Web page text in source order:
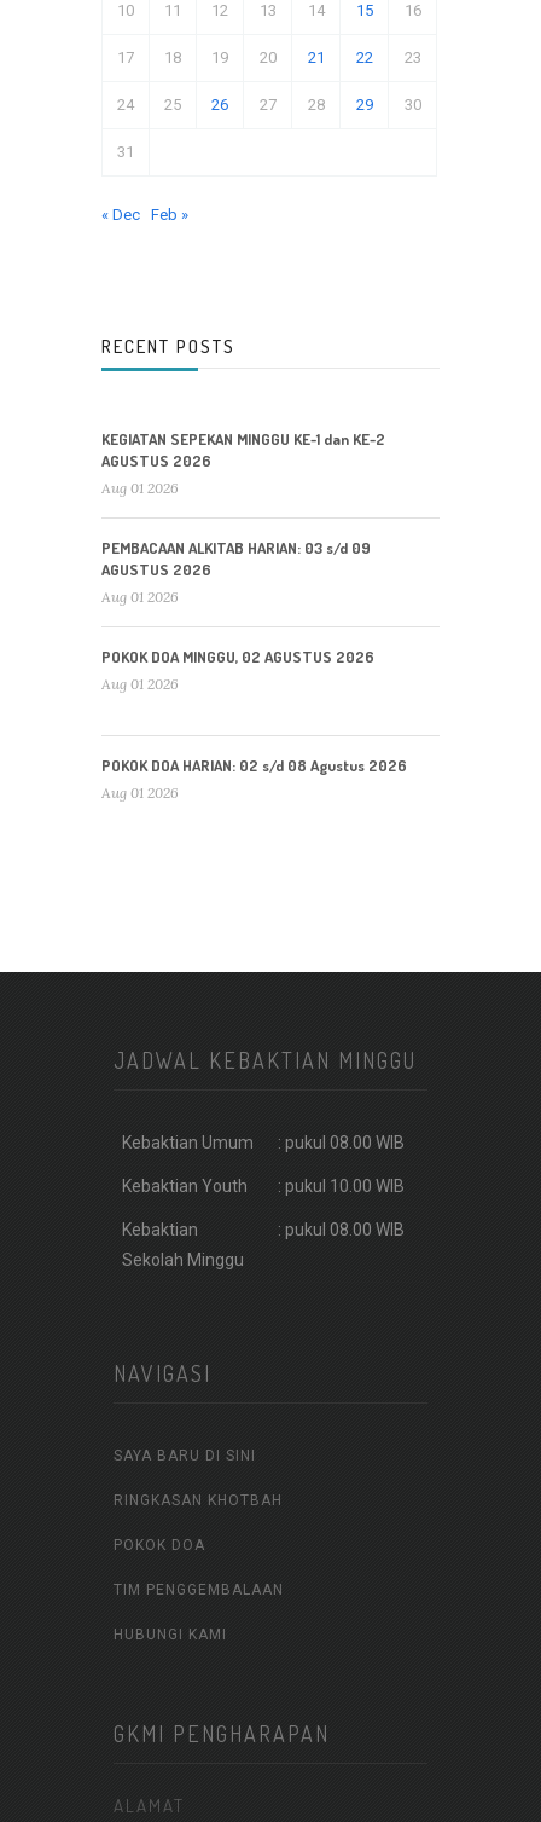
10 11 12 13 14 15 16
17 18 19 20 21 22 23
24 25 26 27 28 29 30
31
« Dec Feb »
RECENT POSTS
KEGIATAN SEPEKAN MINGGU KE-1 dan KE-2
AGUSTUS 2026
Aug 01 2026
PEMBACAAN ALKITAB HARIAN: 03 s/d 09
AGUSTUS 2026
Aug 01 2026
POKOK DOA MINGGU, 02 AGUSTUS 2026
Aug 01 2026
POKOK DOA HARIAN: 02 s/d 08 Agustus 2026
Aug 01 2026
JADWAL KEBAKTIAN MINGGU
Kebaktian Umum : pukul 08.00 WIB
Kebaktian Youth : pukul 10.00 WIB
Kebaktian
Sekolah Minggu
: pukul 08.00 WIB
NAVIGASI
SAYA BARU DI SINI
RINGKASAN KHOTBAH
POKOK DOA
TIM PENGGEMBALAAN
HUBUNGI KAMI
GKMI PENGHARAPAN
ALAMAT